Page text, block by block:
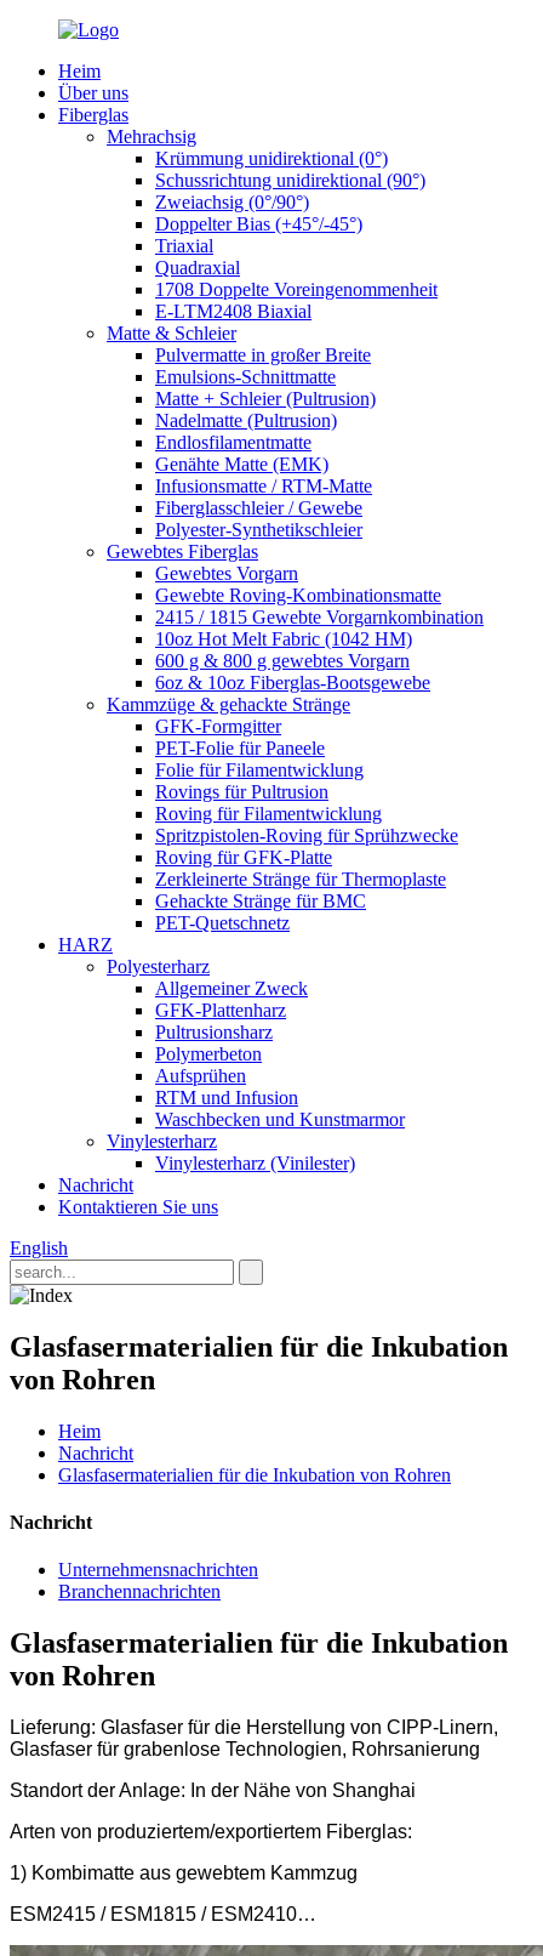
Heim
Über uns
Fiberglas
Mehrachsig
Krümmung unidirektional (0°)
Schussrichtung unidirektional (90°)
Zweiachsig (0°/90°)
Doppelter Bias (+45°/-45°)
Triaxial
Quadraxial
1708 Doppelte Voreingenommenheit
E-LTM2408 Biaxial
Matte & Schleier
Pulvermatte in großer Breite
Emulsions-Schnittmatte
Matte + Schleier (Pultrusion)
Nadelmatte (Pultrusion)
Endlosfilamentmatte
Genähte Matte (EMK)
Infusionsmatte / RTM-Matte
Fiberglasschleier / Gewebe
Polyester-Synthetikschleier
Gewebtes Fiberglas
Gewebtes Vorgarn
Gewebte Roving-Kombinationsmatte
2415 / 1815 Gewebte Vorgarnkombination
10oz Hot Melt Fabric (1042 HM)
600 g & 800 g gewebtes Vorgarn
6oz & 10oz Fiberglas-Bootsgewebe
Kammzüge & gehackte Stränge
GFK-Formgitter
PET-Folie für Paneele
Folie für Filamentwicklung
Rovings für Pultrusion
Roving für Filamentwicklung
Spritzpistolen-Roving für Sprühzwecke
Roving für GFK-Platte
Zerkleinerte Stränge für Thermoplaste
Gehackte Stränge für BMC
PET-Quetschnetz
HARZ
Polyesterharz
Allgemeiner Zweck
GFK-Plattenharz
Pultrusionsharz
Polymerbeton
Aufsprühen
RTM und Infusion
Waschbecken und Kunstmarmor
Vinylesterharz
Vinylesterharz (Vinilester)
Nachricht
Kontaktieren Sie uns
English
Glasfasermaterialien für die Inkubation
von Rohren
Heim
Nachricht
Glasfasermaterialien für die Inkubation von Rohren
Nachricht
Unternehmensnachrichten
Branchennachrichten
Glasfasermaterialien für die Inkubation
von Rohren
Lieferung: Glasfaser für die Herstellung von CIPP-Linern,
Glasfaser für grabenlose Technologien, Rohrsanierung
Standort der Anlage: In der Nähe von Shanghai
Arten von produziertem/exportiertem Fiberglas:
1) Kombimatte aus gewebtem Kammzug
ESM2415 / ESM1815 / ESM2410…